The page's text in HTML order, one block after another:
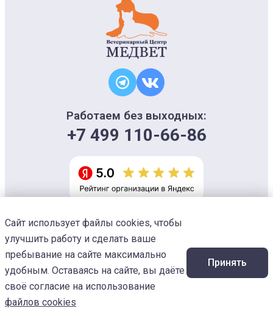
Работаем без выходных:
+7 499 110-66-86
Информация на сайте носит ознакомительный характер и не является
офертой, не может использоваться для постановки диагноза и плана
лечения
Изображения предоставленыDesigned by Freepik
© 2026 Ветеринарный центр «МЕДВЕТ»
Сайт использует файлы cookies, чтобы
улучшить работу и сделать ваше
пребывание на сайте максимально
удобным. Оставаясь на сайте, вы даёте
своё согласие на использование
файлов cookies
Принять